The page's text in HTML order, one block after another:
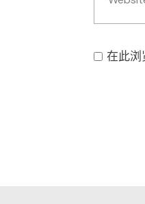
在此浏